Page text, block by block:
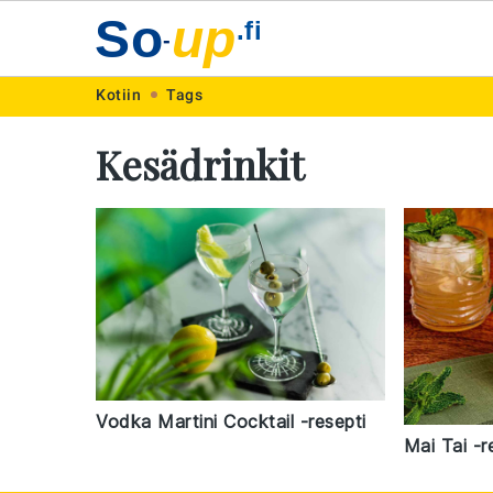
So-up.fi
Kotiin Tags
Kesädrinkit
Vodka Martini Cocktail -resepti
Mai Tai -